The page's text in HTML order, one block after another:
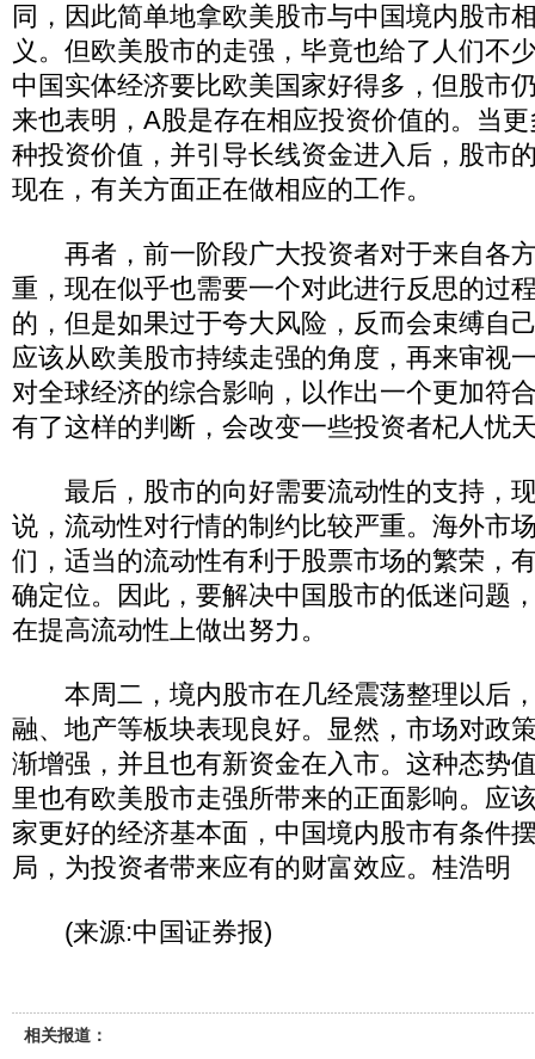
同，因此简单地拿欧美股市与中国境内股市
义。但欧美股市的走强，毕竟也给了人们不
中国实体经济要比欧美国家好得多，但股市
来也表明，A股是存在相应投资价值的。当
种投资价值，并引导长线资金进入后，股市
现在，有关方面正在做相应的工作。
再者，前一阶段广大投资者对于来自各
重，现在似乎也需要一个对此进行反思的过
的，但是如果过于夸大风险，反而会束缚自
应该从欧美股市持续走强的角度，再来审视
对全球经济的综合影响，以作出一个更加符
有了这样的判断，会改变一些投资者杞人忧
最后，股市的向好需要流动性的支持，
说，流动性对行情的制约比较严重。海外市
们，适当的流动性有利于股票市场的繁荣，
确定位。因此，要解决中国股市的低迷问题
在提高流动性上做出努力。
本周二，境内股市在几经震荡整理以后
融、地产等板块表现良好。显然，市场对政
渐增强，并且也有新资金在入市。这种态势
里也有欧美股市走强所带来的正面影响。应
家更好的经济基本面，中国境内股市有条件
局，为投资者带来应有的财富效应。桂浩明
(来源:中国证券报)
相关报道：